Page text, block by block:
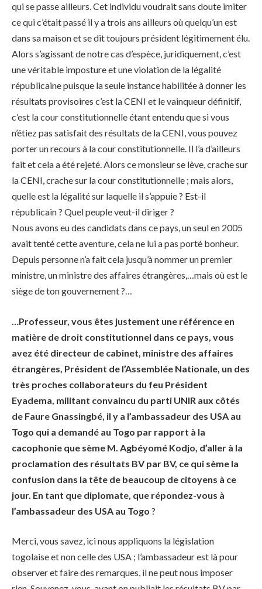
qui se passe ailleurs. Cet individu voudrait sans doute imiter
ce qui c’était passé il y a trois ans ailleurs où quelqu’un est
dans sa maison et se dit toujours président légitimement élu.
Alors s’agissant de notre cas d’espèce, juridiquement, c’est
une véritable imposture et une violation de la légalité
républicaine puisque la seule instance habilitée à donner les
résultats provisoires c’est la CENI et le vainqueur définitif,
c’est la cour constitutionnelle étant entendu que si vous
n’étiez pas satisfait des résultats de la CENI, vous pouvez
porter un recours à la cour constitutionnelle. Il l’a d’ailleurs
fait et cela a été rejeté. Alors ce monsieur se lève, crache sur
la CENI, crache sur la cour constitutionnelle ; mais alors,
quelle est la légalité sur laquelle il s’appuie ? Est-il
républicain ? Quel peuple veut-il diriger ?
Nous avons eu des candidats dans ce pays, un seul en 2005
avait tenté cette aventure, cela ne lui a pas porté bonheur.
Depuis personne n’a fait cela jusqu’à nommer un premier
ministre, un ministre des affaires étrangères,…mais où est le
siège de ton gouvernement ?…
…Professeur, vous êtes justement une référence en
matière de droit constitutionnel dans ce pays, vous
avez été directeur de cabinet, ministre des affaires
étrangères, Président de l’Assemblée Nationale, un des
très proches collaborateurs du feu Président
Eyadema, militant convaincu du parti UNIR aux côtés
de Faure Gnassingbé, il y a l’ambassadeur des USA au
Togo qui a demandé au Togo par rapport à la
cacophonie que sème M. Agbéyomé Kodjo, d’aller à la
proclamation des résultats BV par BV, ce qui sème la
confusion dans la tête de beaucoup de citoyens à ce
jour. En tant que diplomate, que répondez-vous à
l’ambassadeur des USA au Togo ?
Merci, vous savez, ici nous appliquons la législation
togolaise et non celle des USA ; l’ambassadeur est là pour
observer et faire des remarques, il ne peut nous imposer